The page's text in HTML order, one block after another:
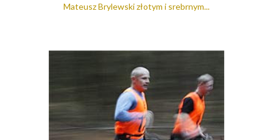
Mateusz Brylewski złotym i srebrnym...